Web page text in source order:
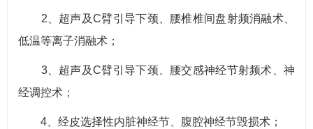
2、超声及C臂引导下颈、腰椎椎间盘射频消融术、
低温等离子消融术；
3、超声及C臂引导下颈、腰交感神经节射频术、神
经调控术；
4、经皮选择性内脏神经节、腹腔神经节毁损术；